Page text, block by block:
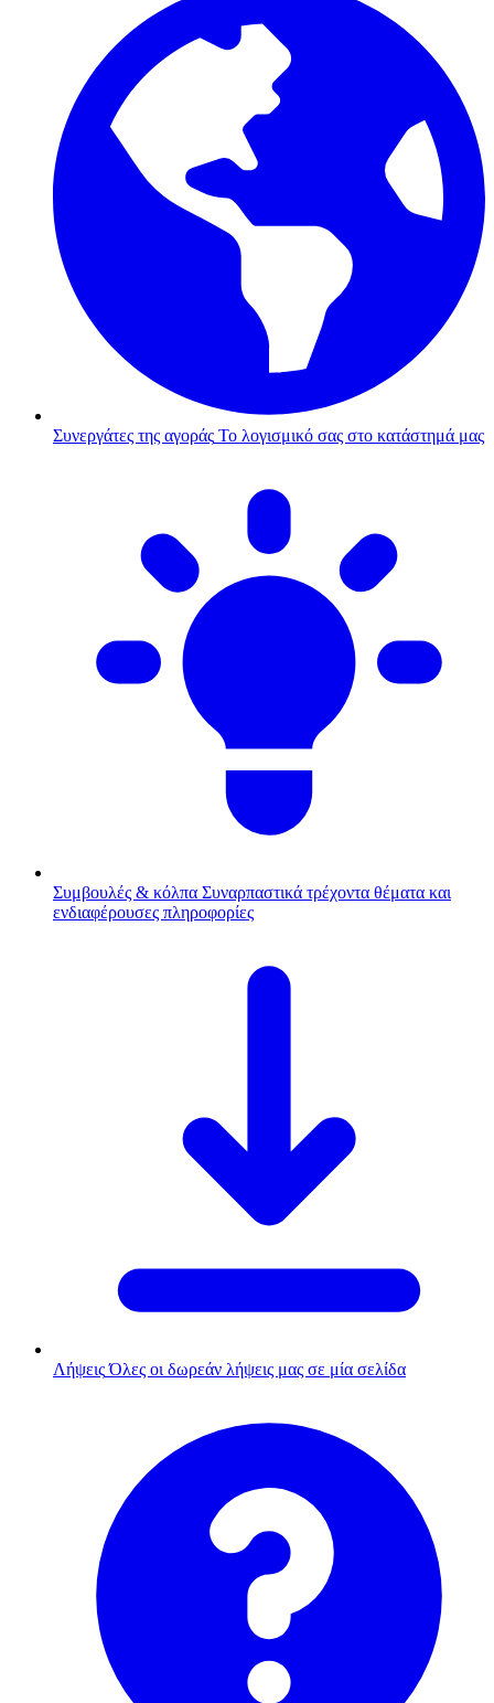
Συνεργάτες της αγοράς Το λογισμικό σας στο κατάστημά μας
Συμβουλές & κόλπα Συναρπαστικά τρέχοντα θέματα και
ενδιαφέρουσες πληροφορίες
Λήψεις Όλες οι δωρεάν λήψεις μας σε μία σελίδα